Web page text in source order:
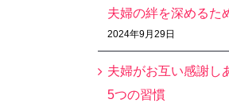
夫婦の絆を深めるた
2024年9月29日
夫婦がお互い感謝し
5つの習慣